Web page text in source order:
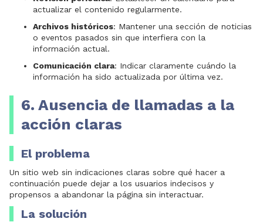
actualizar el contenido regularmente.
Archivos históricos: Mantener una sección de noticias
o eventos pasados sin que interfiera con la
información actual.
Comunicación clara: Indicar claramente cuándo la
información ha sido actualizada por última vez.
6. Ausencia de llamadas a la
acción claras
El problema
Un sitio web sin indicaciones claras sobre qué hacer a
continuación puede dejar a los usuarios indecisos y
propensos a abandonar la página sin interactuar.
La solución